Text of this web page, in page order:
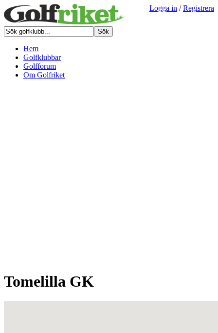
Logga in /Registrera
Hem
Golfklubbar
Golfforum
Om Golfriket
Tomelilla GK